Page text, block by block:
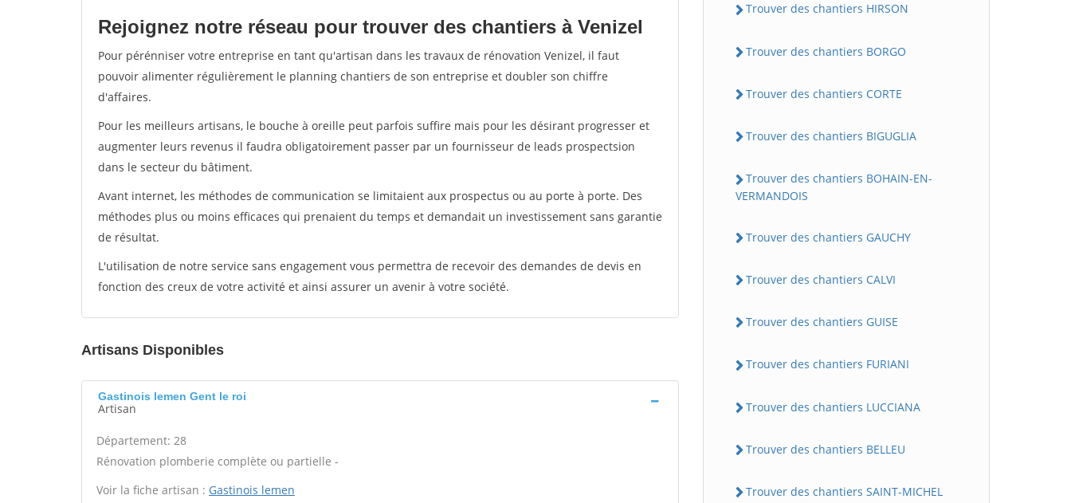
Rejoignez notre réseau pour trouver des chantiers à Venizel
Pour pérénniser votre entreprise en tant qu'artisan dans les travaux de rénovation Venizel, il faut
pouvoir alimenter régulièrement le planning chantiers de son entreprise et doubler son chiffre
d'affaires.
Pour les meilleurs artisans, le bouche à oreille peut parfois suffire mais pour les désirant progresser et
augmenter leurs revenus il faudra obligatoirement passer par un fournisseur de leads prospectsion
dans le secteur du bâtiment.
Avant internet, les méthodes de communication se limitaient aux prospectus ou au porte à porte. Des
méthodes plus ou moins efficaces qui prenaient du temps et demandait un investissement sans garantie
de résultat.
L'utilisation de notre service sans engagement vous permettra de recevoir des demandes de devis en
fonction des creux de votre activité et ainsi assurer un avenir à votre société.
Artisans Disponibles
Gastinois lemen Gent le roi
Artisan
Département: 28
Rénovation plomberie complète ou partielle -
Voir la fiche artisan : Gastinois lemen
Trouver des chantiers HIRSON
Trouver des chantiers BORGO
Trouver des chantiers CORTE
Trouver des chantiers BIGUGLIA
Trouver des chantiers BOHAIN-EN-
VERMANDOIS
Trouver des chantiers GAUCHY
Trouver des chantiers CALVI
Trouver des chantiers GUISE
Trouver des chantiers FURIANI
Trouver des chantiers LUCCIANA
Trouver des chantiers BELLEU
Trouver des chantiers SAINT-MICHEL